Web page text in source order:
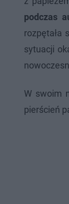
podczas
rozpętała
sytuacji
W swoim
pierścień